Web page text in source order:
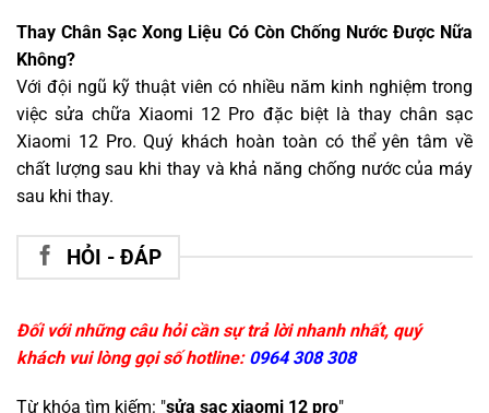
Thay Chân Sạc Xong Liệu Có Còn Chống Nước Được Nữa
Không?
Với đội ngũ kỹ thuật viên có nhiều năm kinh nghiệm trong
việc sửa chữa Xiaomi 12 Pro đặc biệt là thay chân sạc
Xiaomi 12 Pro. Quý khách hoàn toàn có thể yên tâm về
chất lượng sau khi thay và khả năng chống nước của máy
sau khi thay.
HỎI - ĐÁP
Đối với những câu hỏi cần sự trả lời nhanh nhất, quý
khách vui lòng gọi số hotline: 0964 308 308
Từ khóa tìm kiếm: "sửa sạc xiaomi 12 pro"